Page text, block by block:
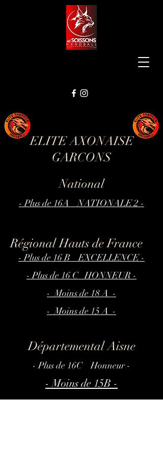
ELITE AXONAISE
GARCONS
National
- Plus de 16A NATIONALE 2 -
Régional Hauts de France
- Plus de 16 B EXCELLENCE -
- Plus de 16 C HONNEUR -
- Moins de 18 A -
- Moins de 15 A -
Départemental Aisne
- Plus de 16C Honneur -
- Moins de 15B -